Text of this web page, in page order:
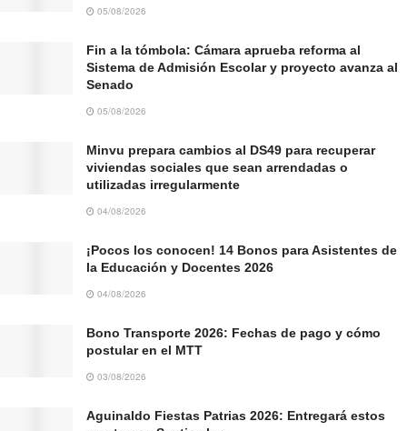
05/08/2026
Fin a la tómbola: Cámara aprueba reforma al
Sistema de Admisión Escolar y proyecto avanza al
Senado
05/08/2026
Minvu prepara cambios al DS49 para recuperar
viviendas sociales que sean arrendadas o
utilizadas irregularmente
04/08/2026
¡Pocos los conocen! 14 Bonos para Asistentes de
la Educación y Docentes 2026
04/08/2026
Bono Transporte 2026: Fechas de pago y cómo
postular en el MTT
03/08/2026
Aguinaldo Fiestas Patrias 2026: Entregará estos